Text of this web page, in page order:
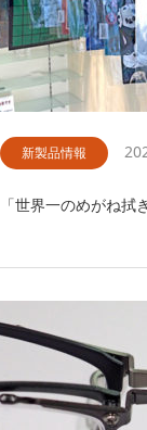
新製品情報
「世界一のめがね拭